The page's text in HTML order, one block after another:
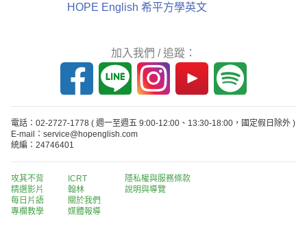
HOPE English 希平方學英文
加入我們 / 追蹤：
電話：02-2727-1778 ( 週一至週五 9:00-12:00、13:30-18:00，國定假日除外 )
E-mail：service@hopenglish.com
統編：24746401
攻其不背
精選影片
每日片語
專欄教學
ICRT
翰林
關於我們
媒體報導
隱私權與服務條款
說明與導覽